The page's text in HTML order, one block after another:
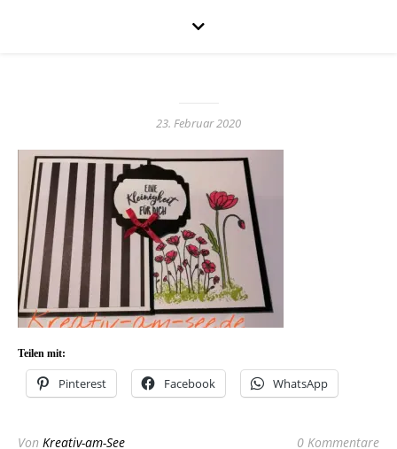
23. Februar 2020
Teilen mit:
Pinterest Facebook WhatsApp
Von Kreativ-am-See 0 Kommentare